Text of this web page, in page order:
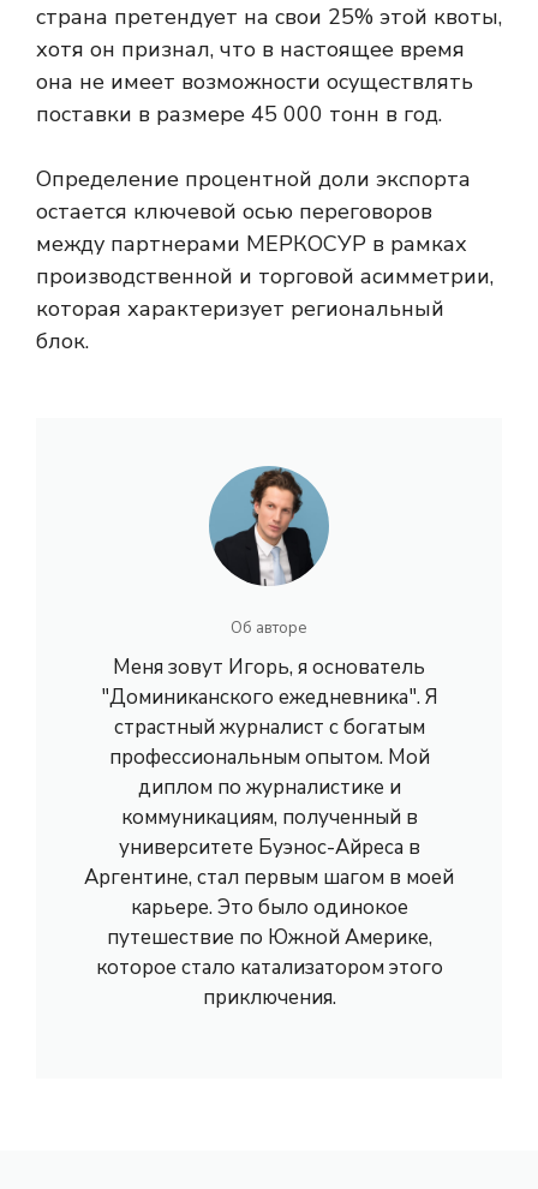
страна претендует на свои 25% этой квоты,
хотя он признал, что в настоящее время
она не имеет возможности осуществлять
поставки в размере 45 000 тонн в год.
Определение процентной доли экспорта
остается ключевой осью переговоров
между партнерами МЕРКОСУР в рамках
производственной и торговой асимметрии,
которая характеризует региональный
блок.
Об авторе
Меня зовут Игорь, я основатель
"Доминиканского ежедневника". Я
страстный журналист с богатым
профессиональным опытом. Мой
диплом по журналистике и
коммуникациям, полученный в
университете Буэнос-Айреса в
Аргентине, стал первым шагом в моей
карьере. Это было одинокое
путешествие по Южной Америке,
которое стало катализатором этого
приключения.